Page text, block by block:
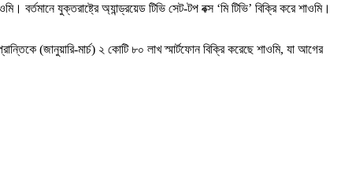
যুক্তরাষ্ট্রে অ্যান্ড্রয়েড টিভি সেট-টপ বক্স ‘মি টিভি’ বিক্রি করে শাওমি।
(জানুয়ারি-মার্চ) ২ কোটি ৮০ লাখ স্মার্টফোন বিক্রি করেছে শাওমি, যা আগের